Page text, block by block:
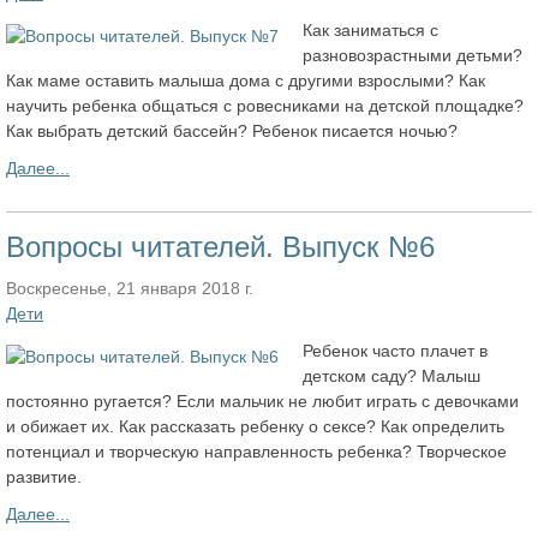
Как заниматься с
разновозрастными детьми?
Как маме оставить малыша дома с другими взрослыми? Как
научить ребенка общаться с ровесниками на детской площадке?
Как выбрать детский бассейн? Ребенок писается ночью?
Далее...
Вопросы читателей. Выпуск №6
Воскресенье, 21 января 2018 г.
Дети
Ребенок часто плачет в
детском саду? Малыш
постоянно ругается? Если мальчик не любит играть с девочками
и обижает их. Как рассказать ребенку о сексе? Как определить
потенциал и творческую направленность ребенка? Творческое
развитие.
Далее...